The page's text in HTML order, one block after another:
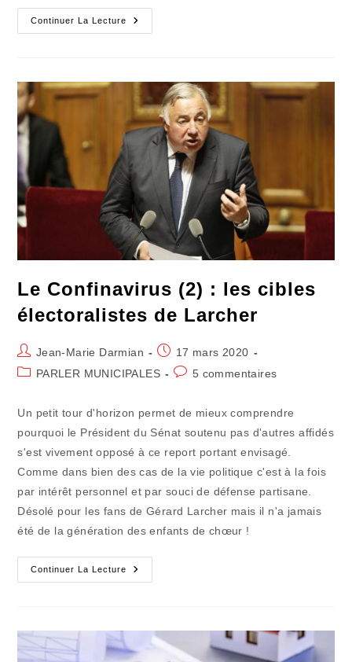
Continuer La Lecture
« Toujours
Promettre
De
Pain
! »
Le Confinavirus (2) : les cibles
électoralistes de Larcher
Auteur/autrice
de
Jean-Marie Darmian
Publication
publiée :
17 mars 2020
PostPARLER MUNICIPALES
Commentaires
publication :
5 commentaires
Un petit tour d'horizon permet de mieux comprendre
pourquoi le Président du Sénat soutenu pas d'autres affidés
s'est vivement opposé à ce report portant envisagé.
Comme dans bien des cas de la vie politique c'est à la fois
par intérêt personnel et par souci de défense partisane.
Désolé pour les fans de Gérard Larcher mais il n'a jamais
été de la génération des enfants de chœur !
Continuer La Lecture
Le
Confinavirus
Électoralistes
De
Larcher